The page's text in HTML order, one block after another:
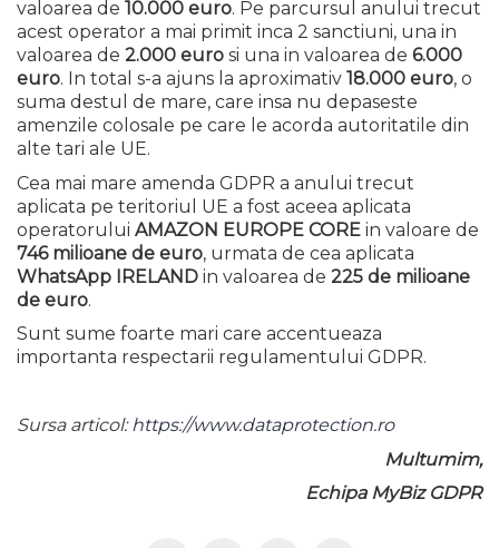
valoarea de 10.000 euro. Pe parcursul anului trecut
acest operator a mai primit inca 2 sanctiuni, una in
valoarea de 2.000 euro si una in valoarea de 6.000
euro. In total s-a ajuns la aproximativ 18.000 euro, o
suma destul de mare, care insa nu depaseste
amenzile colosale pe care le acorda autoritatile din
alte tari ale UE.
Cea mai mare amenda GDPR a anului trecut
aplicata pe teritoriul UE a fost aceea aplicata
operatorului AMAZON EUROPE CORE in valoare de
746 milioane de euro, urmata de cea aplicata
WhatsApp IRELAND in valoarea de 225 de milioane
de euro.
Sunt sume foarte mari care accentueaza
importanta respectarii regulamentului GDPR.
Sursa articol:https://www.dataprotection.ro
Multumim,
Echipa MyBiz GDPR